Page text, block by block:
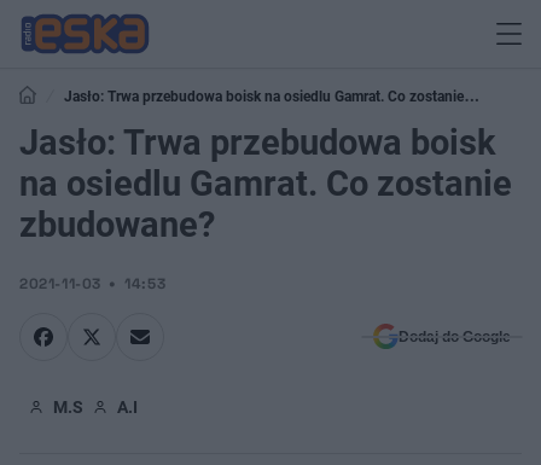
Jasło: Trwa przebudowa boisk na osiedlu Gamrat. Co zostanie
zbudowane?
Jasło: Trwa przebudowa boisk
na osiedlu Gamrat. Co zostanie
zbudowane?
2021-11-03 14:53
Dodaj do Google
M.S A.I